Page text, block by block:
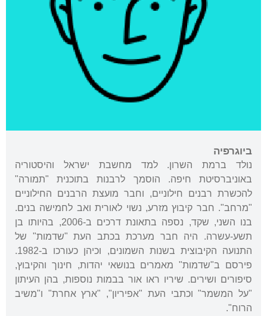
ביוגרפיה
נולד ברמת השרון. למד מחשבת ישראל והיסטוריה
באוניברסיטת חיפה. הוסמך לרבנות בתוכנית "תמורה"
להכשרת רבנים חילוניים, וחבר מועצת הרבנים החילוניים
"מרחב". חבר קיבוץ מזרע, נשוי לאורית ואב לחמישה בנים.
בנו השני, שקד, נספה בתאונת דרכים ב-2006, בהיותו בן
תשע-עשרה. היה חבר מערכת בכתב העת "שדמות" של
התנועה הקיבוצית בשנות השמונים, וכיהן כעורכו ב-1982.
פירסם ב"שדמות" מאמרים בנושאי יהדות, חינוך והקיבוץ,
סיפורים ושירים. שיריו ראו אור בבמות נוספות, בהן העיתון
"על המשמר" וכתבי העת "אפיריון", "ארץ אחרת" ו"משיב
הרוח".